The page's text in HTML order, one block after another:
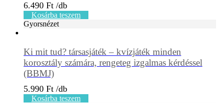
6.490 Ft
Kosárba teszem
Gyorsnézet
Ki mit tud? társasjáték – kvízjáték minden
korosztály számára, rengeteg izgalmas kérdéssel
(BBMJ)
5.990 Ft
Kosárba teszem